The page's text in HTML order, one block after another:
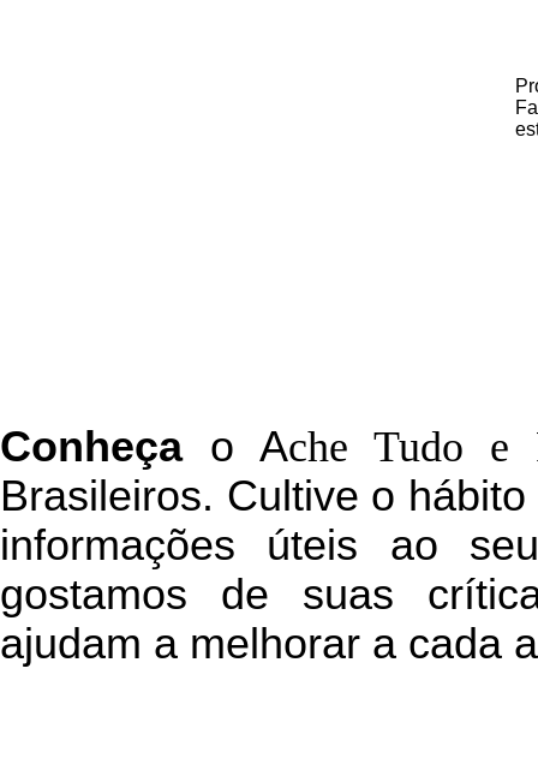
Conheçao Ache Tudo e
Brasileiros. Cultive o
informações úteis ao
gostamos de suas
ajudam a melhorar a cada